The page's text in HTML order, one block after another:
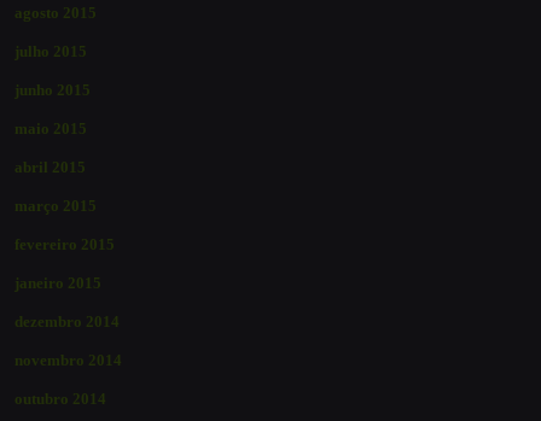
agosto 2015
julho 2015
junho 2015
maio 2015
abril 2015
março 2015
fevereiro 2015
janeiro 2015
dezembro 2014
novembro 2014
outubro 2014